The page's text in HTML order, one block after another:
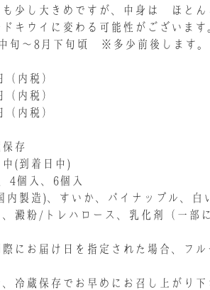
も少し大きめですが、中身は ほとん
キウイに変わる可能性がございます
～8月下旬頃 ※多少前後します。
内税）
内税）
内税）
存
(到着日中)
4個入、6個入
内製造)、すいか、パイナップル、
澱粉/トレハロース、乳化剤（一部
にお届け日を指定された場合、フ
冷蔵保存でお早めにお召し上がり下